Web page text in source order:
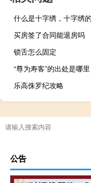
买房签了合同能退房吗
锁舌怎么固定
“尊为寿客”的出处是哪里
乐高侏罗纪攻略
当演员一定要艺考吗
公告